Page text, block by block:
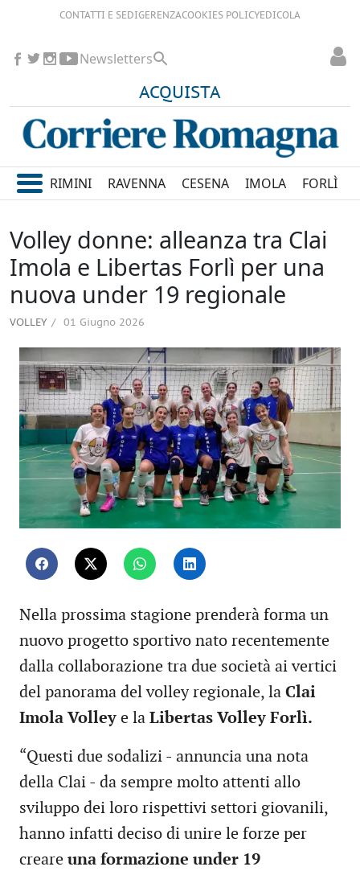
CONTATTI E SEDIGERENZACOOKIES POLICYEDICOLA
ACQUISTA
Newsletters
RIMINI RAVENNA CESENA IMOLA FORLÌ
Volley donne: alleanza tra Clai
Imola e Libertas Forlì per una
nuova under 19 regionale
VOLLEY 01 Giugno 2026
Nella prossima stagione prenderà forma un
nuovo progetto sportivo nato recentemente
dalla collaborazione tra due società ai vertici
del panorama del volley regionale, la Clai
Imola Volley e la Libertas Volley Forlì.
“Questi due sodalizi - annuncia una nota
della Clai - da sempre molto attenti allo
sviluppo dei loro rispettivi settori giovanili,
hanno infatti deciso di unire le forze per
creare una formazione under 19